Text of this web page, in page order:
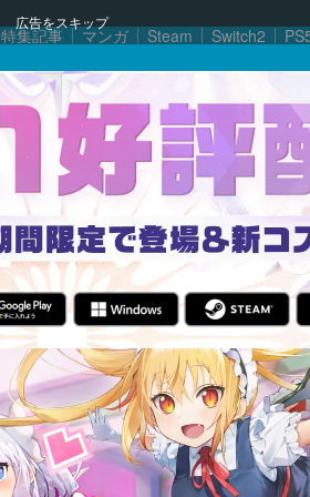
広告をスキップ
特集記事 マンガ Steam Switch2